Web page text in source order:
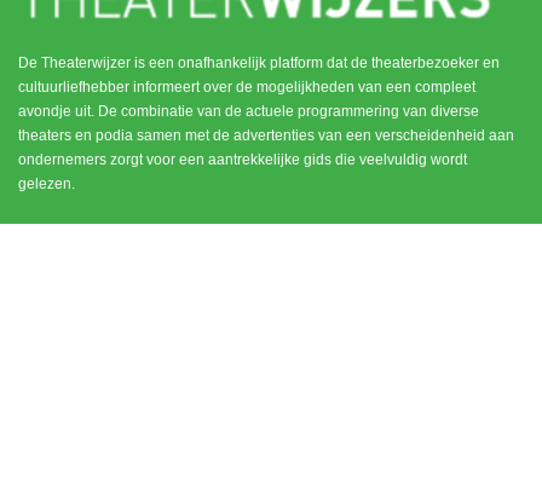
De Theaterwijzer is een onafhankelijk platform dat de theaterbezoeker en
cultuurliefhebber informeert over de mogelijkheden van een compleet
avondje uit. De combinatie van de actuele programmering van diverse
theaters en podia samen met de advertenties van een verscheidenheid aan
ondernemers zorgt voor een aantrekkelijke gids die veelvuldig wordt
gelezen.